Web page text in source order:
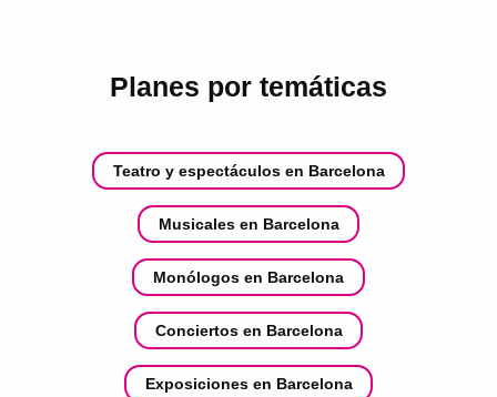
Planes por temáticas
Teatro y espectáculos en Barcelona
Musicales en Barcelona
Monólogos en Barcelona
Conciertos en Barcelona
Exposiciones en Barcelona